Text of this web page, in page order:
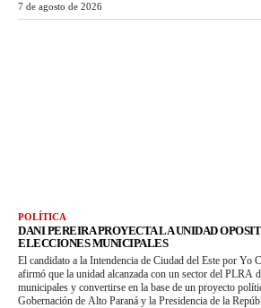
7 de agosto de 2026
POLÍTICA
DANI PEREIRA PROYECTA LA UNIDAD
ELECCIONES MUNICIPALES
El candidato a la Intendencia de Ciudad del Este por Yo
afirmó que la unidad alcanzada con un sector del PLRA
municipales y convertirse en la base de un proyecto
Gobernación de Alto Paraná y la Presidencia de la